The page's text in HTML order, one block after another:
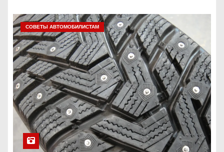
СОВЕТЫ АВТОМОБИЛИСТАМ